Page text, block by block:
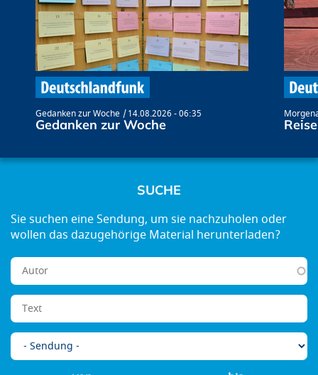
Gedanken zur Woche 14.08.2026 - 06:35
Gedanken zur Woche
SUCHE